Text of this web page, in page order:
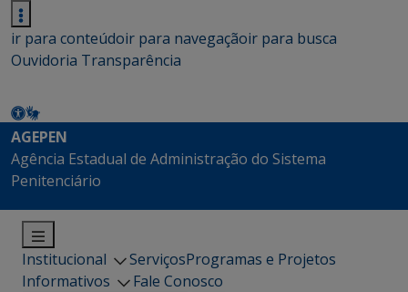
ir para conteúdoir para navegaçãoir para busca
Ouvidoria Transparência
AGEPEN
Agência Estadual de Administração do Sistema
Penitenciário
Institucional ServiçosProgramas e Projetos
Informativos
Fale Conosco